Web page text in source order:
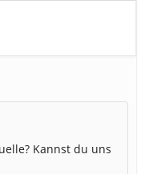
Kannst du uns